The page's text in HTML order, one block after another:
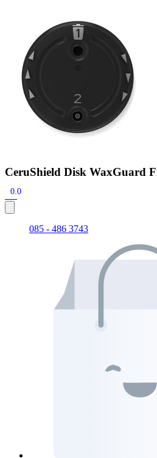
Snel zoeken
Signia hoortoestellen
Signia Pure BCT
Allure AI
Hoortoestelbatterijen
Widex filters
Onderhoudsartikelen
Signia Active Mini IX - Oplaadbaar
De Signia Active Mini IX is het
CeruShield Disk WaxGuard
0.0
085 - 486 3743